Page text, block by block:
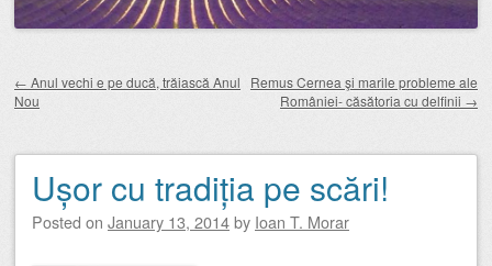
Post navigation
← Anul vechi e pe ducă, trăiască Anul
Nou
Remus Cernea şi marile probleme ale
României- căsătoria cu delfinii →
Ușor cu tradiția pe scări!
Posted on January 13, 2014by Ioan T. Morar